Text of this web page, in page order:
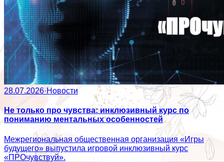
28.07.2026·Новости
Не только про чувства: инклюзивный курс по
пониманию ментальных особенностей
Межрегиональная общественная организация «Игры
будущего» выпустила игровой инклюзивный курс
«ПРОчувствуй».